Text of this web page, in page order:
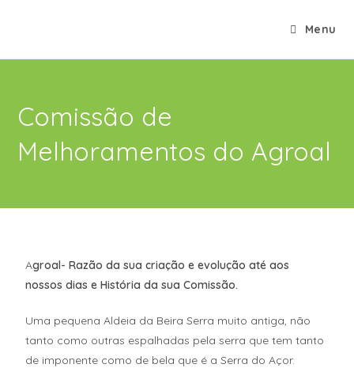
Menu
Comissão de
Melhoramentos do Agroal
Agroal- Razão da sua criação e evolução até aos
nossos dias e História da sua Comissão.
Uma pequena Aldeia da Beira Serra muito antiga, não
tanto como outras espalhadas pela serra que tem tanto
de imponente como de bela que é a Serra do Açor.